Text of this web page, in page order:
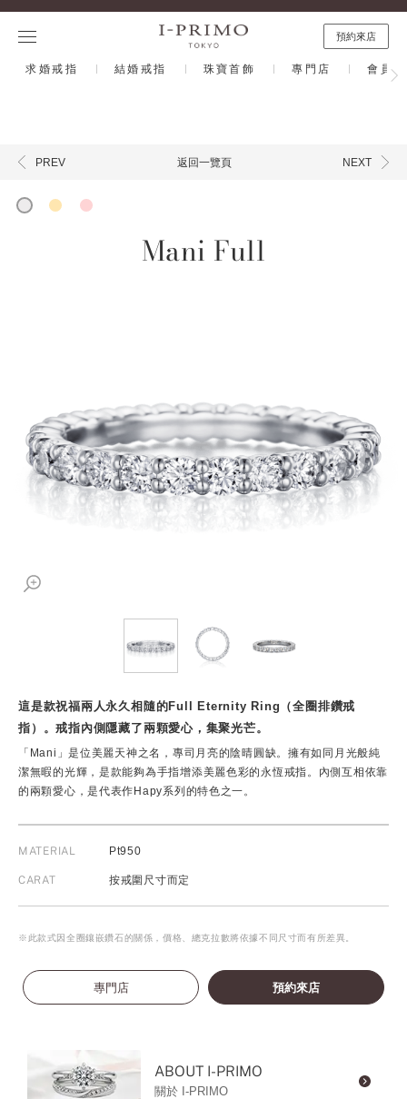
s
預約來店
求婚戒指 結婚戒指 珠寶首飾 專門店 會員
PREV 返回一覽頁 NEXT
Mani Full
這是款祝福兩人永久相隨的Full Eternity Ring（全圈排鑽戒
指）。戒指內側隱藏了兩顆愛心，集聚光芒。
「Mani」是位美麗天神之名，專司月亮的陰晴圓缺。擁有如同月光般純
潔無暇的光輝，是款能夠為手指增添美麗色彩的永恆戒指。內側互相依靠
的兩顆愛心，是代表作Hapy系列的特色之一。
MATERIAL Pt950
CARAT 按戒圍尺寸而定
※此款式因全圈鑲嵌鑽石的關係，價格、總克拉數將依據不同尺寸而有所差異。
專門店 預約來店
ABOUT I-PRIMO
關於 I-PRIMO